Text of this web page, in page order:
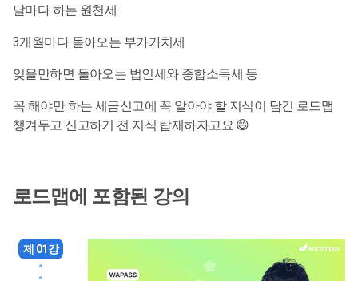
달마다 하는 원천세
3개월마다 돌아오는 부가가치세
잊을만하면 돌아오는 법인세와 종합소득세 등
꼭 해야만 하는 세금신고에 꼭 알아야 할 지식이 담긴 로드맵
챙겨두고 신고하기 전 지식 탑재하자고요 😄
로드맵에 포함된 강의
제 01강